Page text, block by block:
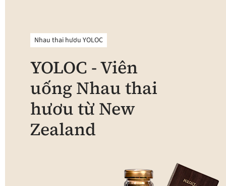
Nhau thai hươu YOLOC
YOLOC - Viên
uống Nhau thai
hươu từ New
Zealand